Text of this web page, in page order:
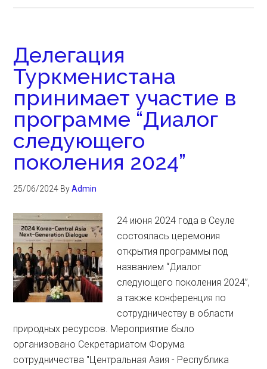
Делегация
Туркменистана
принимает участие в
программе “Диалог
следующего
поколения 2024”
25/06/2024 ByAdmin
24 июня 2024 года в Сеуле
состоялась церемония
открытия программы под
названием “Диалог
следующего поколения 2024”,
а также конференция по
сотрудничеству в области
природных ресурсов. Мероприятие было
организовано Секретариатом Форума
сотрудничества "Центральная Азия - Республика